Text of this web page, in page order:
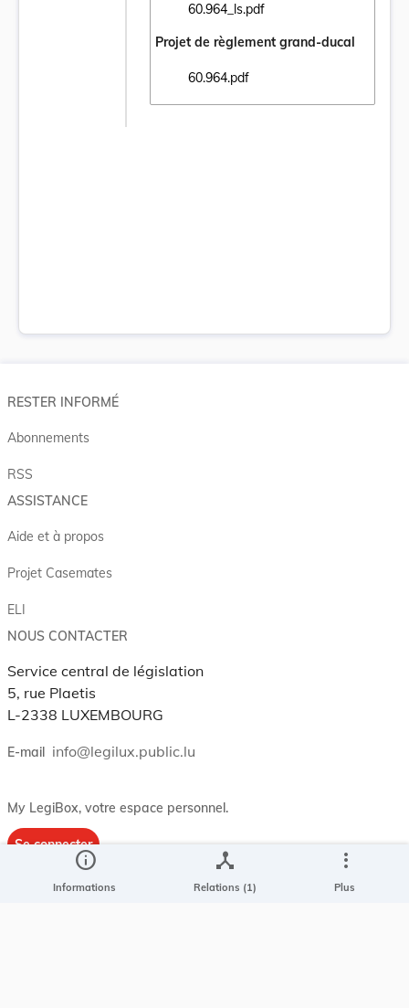
60.964_ls.pdf
Ouvrir le document 60.964_ls.pdf dans un
Projet de règlement grand-ducal
60.964.pdf
Ouvrir le document 60.964.pdf dans un
info
Informations
device_hub
Relations (1)
more_vert
Plus
RESTER INFORMÉ
Abonnements
RSS
ASSISTANCE
Aide et à propos
Projet Casemates
ELI
NOUS CONTACTER
Service central de législation
5, rue Plaetis
L-2338 LUXEMBOURG
E-mail info@legilux.public.lu
My LegiBox, votre espace personnel.
Se connecter
recherches, soyez alerté en cas de modification sur un document